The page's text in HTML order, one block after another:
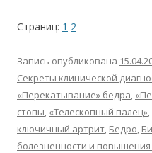
Страниц: 1 2
Запись опубликована
Секреты клинической
«Перекатывание» бедра,
стопы, «Телескопный палец»,
ключичный артрит, Бедро,
болезненности и